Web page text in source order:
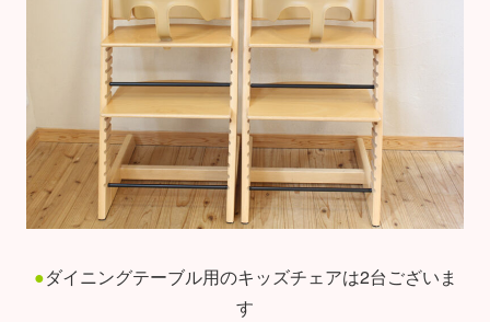
●ダイニングテーブル用のキッズチェアは2台ございま
す